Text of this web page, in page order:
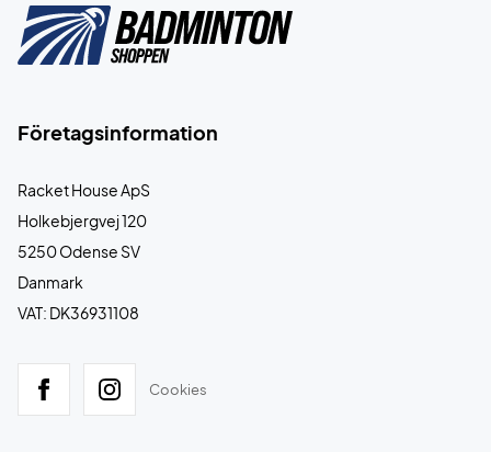
Företagsinformation
Racket House ApS
Holkebjergvej 120
5250 Odense SV
Danmark
VAT: DK36931108
Cookies